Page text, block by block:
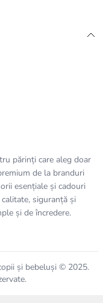
părinți care aleg doar
de la branduri
esențiale și cadouri
siguranță și
și de încredere.
și bebeluși © 2025.